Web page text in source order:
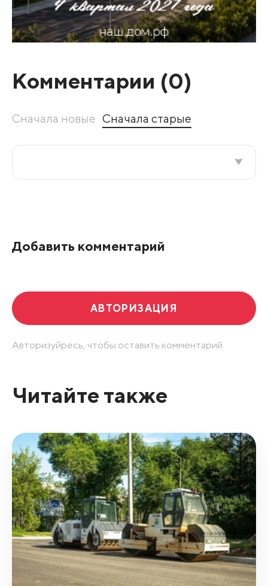
Комментарии (0)
Сначала новые Сначала старые
Добавить комментарий
АВТОРИЗАЦИЯ
Авторизуйресь, чтобы оставить комментарий.
Читайте также